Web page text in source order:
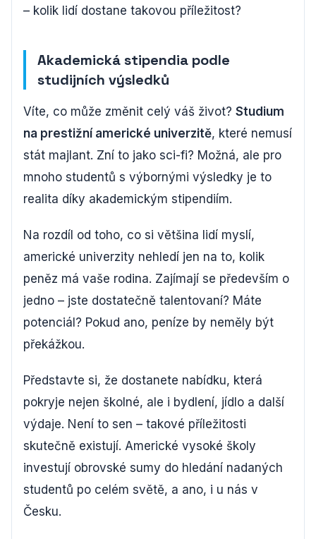
– kolik lidí dostane takovou příležitost?
Akademická stipendia podle
studijních výsledků
Víte, co může změnit celý váš život? Studium
na prestižní americké univerzitě, které nemusí
stát majlant. Zní to jako sci-fi? Možná, ale pro
mnoho studentů s výbornými výsledky je to
realita díky akademickým stipendiím.
Na rozdíl od toho, co si většina lidí myslí,
americké univerzity nehledí jen na to, kolik
peněz má vaše rodina. Zajímají se především o
jedno – jste dostatečně talentovaní? Máte
potenciál? Pokud ano, peníze by neměly být
překážkou.
Představte si, že dostanete nabídku, která
pokryje nejen školné, ale i bydlení, jídlo a další
výdaje. Není to sen – takové příležitosti
skutečně existují. Americké vysoké školy
investují obrovské sumy do hledání nadaných
studentů po celém světě, a ano, i u nás v
Česku.